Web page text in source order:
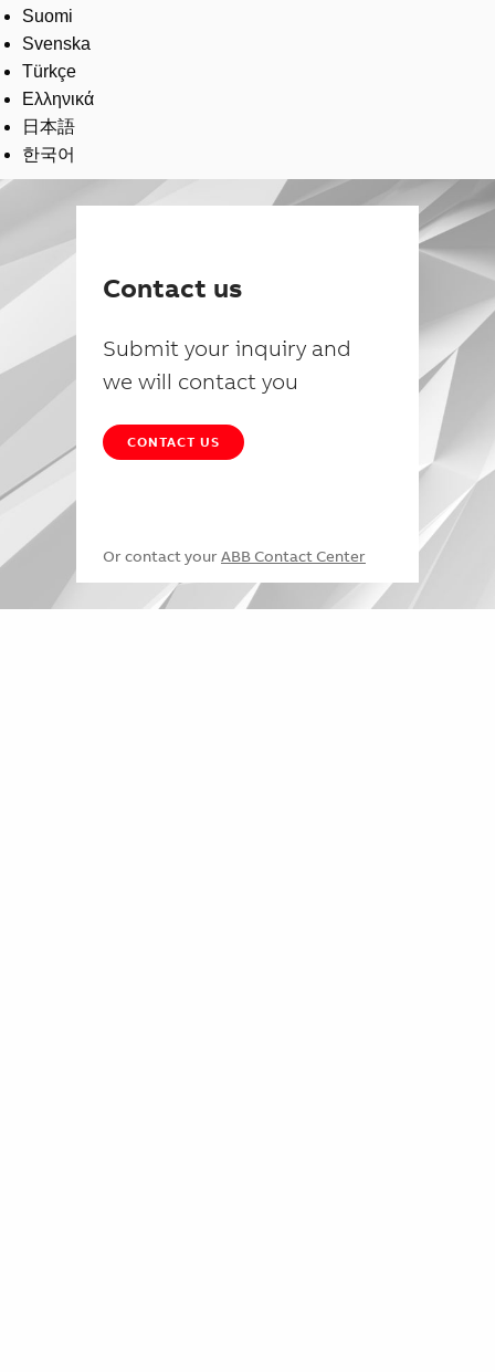
Suomi
Svenska
Türkçe
Ελληνικά
日本語
한국어
Contact us
Submit your inquiry and
we will contact you
CONTACT US
Or contact your ABB Contact Center